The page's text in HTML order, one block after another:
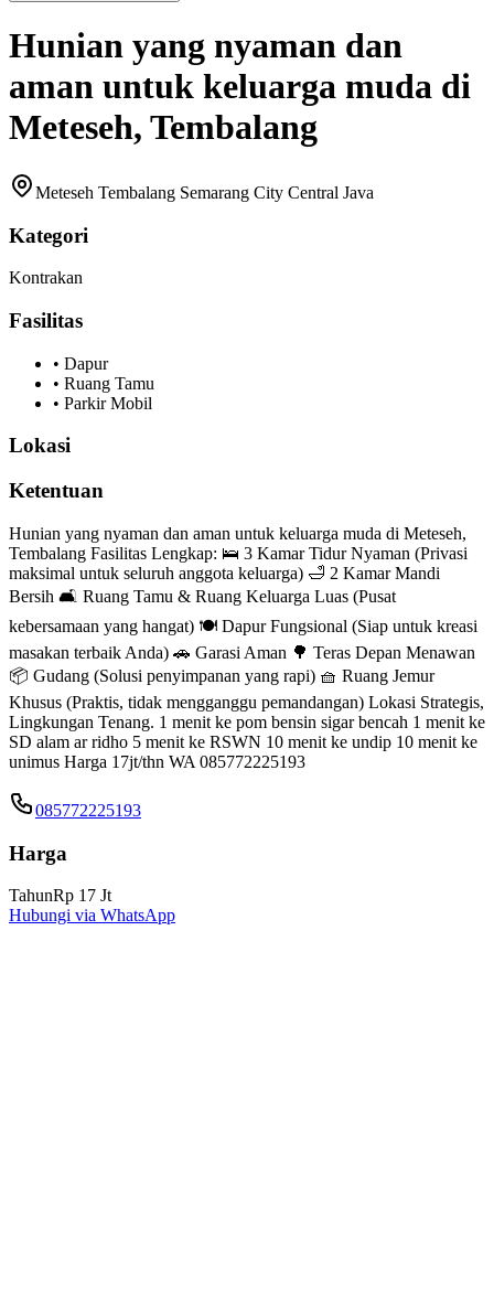
Hunian yang nyaman dan
aman untuk keluarga muda di
Meteseh, Tembalang
Meteseh Tembalang Semarang City Central Java
Kategori
Kontrakan
Fasilitas
• Dapur
• Ruang Tamu
• Parkir Mobil
Lokasi
Ketentuan
Hunian yang nyaman dan aman untuk keluarga muda di Meteseh,
Tembalang Fasilitas Lengkap: 🛌 3 Kamar Tidur Nyaman (Privasi
maksimal untuk seluruh anggota keluarga) 🛁 2 Kamar Mandi
Bersih 🛋️ Ruang Tamu & Ruang Keluarga Luas (Pusat
kebersamaan yang hangat) 🍽️ Dapur Fungsional (Siap untuk kreasi
masakan terbaik Anda) 🚗 Garasi Aman 🌳 Teras Depan Menawan
📦 Gudang (Solusi penyimpanan yang rapi) 🧺 Ruang Jemur
Khusus (Praktis, tidak mengganggu pemandangan) Lokasi Strategis,
Lingkungan Tenang. 1 menit ke pom bensin sigar bencah 1 menit ke
SD alam ar ridho 5 menit ke RSWN 10 menit ke undip 10 menit ke
unimus Harga 17jt/thn WA 085772225193
085772225193
Harga
TahunRp 17 Jt
Hubungi via WhatsApp